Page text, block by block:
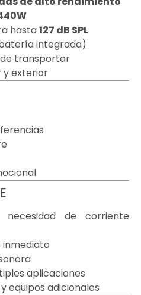
hasta127 dB SPL
integrada)
transportar
y exterior
de corriente
inmediato
aplicaciones
equipos adicionales